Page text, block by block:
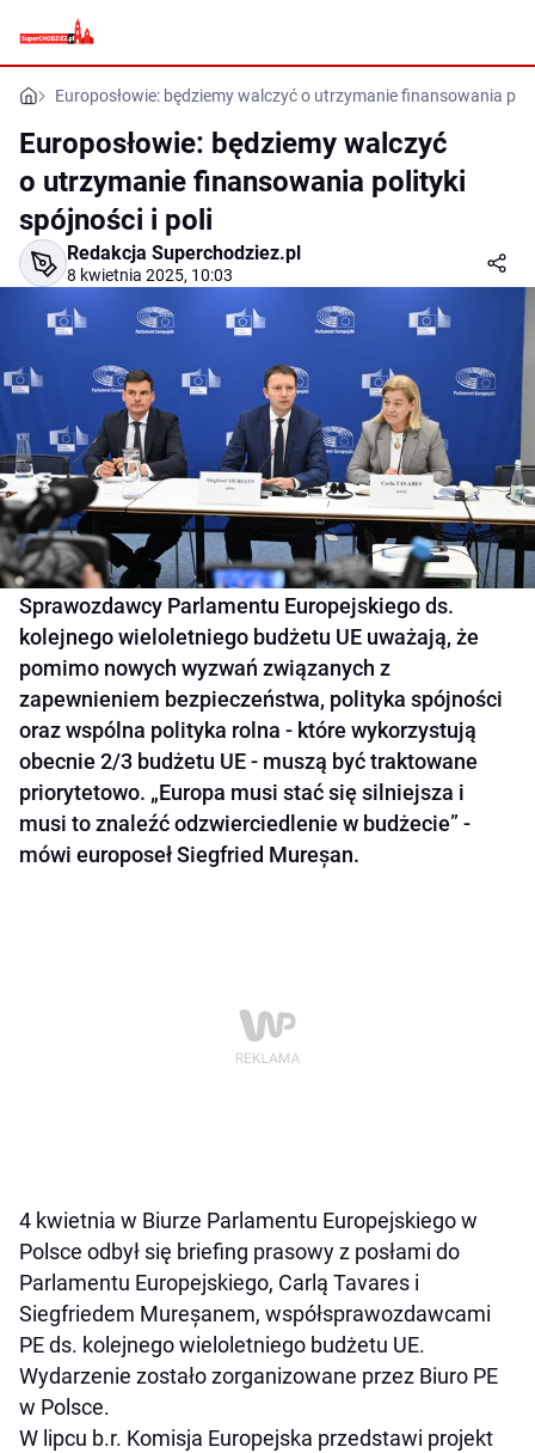
Europosłowie: będziemy walczyć o utrzymanie finansowania
Europosłowie: będziemy walczyć
o utrzymanie finansowania polityki
spójności i poli
Redakcja Superchodziez.pl
8 kwietnia 2025, 10:03
Sprawozdawcy Parlamentu Europejskiego ds.
kolejnego wieloletniego budżetu UE uważają, że
pomimo nowych wyzwań związanych z
zapewnieniem bezpieczeństwa, polityka spójności
oraz wspólna polityka rolna - które wykorzystują
obecnie 2/3 budżetu UE - muszą być traktowane
priorytetowo. „Europa musi stać się silniejsza i
musi to znaleźć odzwierciedlenie w budżecie” -
mówi europoseł Siegfried Mureșan.
4 kwietnia w Biurze Parlamentu Europejskiego w
Polsce odbył się briefing prasowy z posłami do
Parlamentu Europejskiego, Carlą Tavares i
Siegfriedem Mureșanem, współsprawozdawcami
PE ds. kolejnego wieloletniego budżetu UE.
Wydarzenie zostało zorganizowane przez Biuro PE
w Polsce.
W lipcu b.r. Komisja Europejska przedstawi projekt